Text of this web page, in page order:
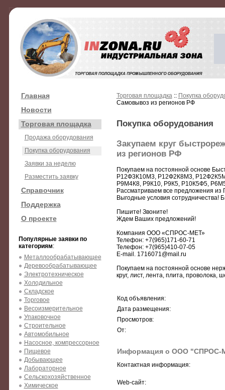
Главная
Новости
Торговая площадка
Продажа оборудования
Покупка оборудования
Заявки за неделю
Разместить заявку
Справочник
Поддержка
О проекте
Популярные заявки по
категориям:
Металлообрабатывающее
Деревообрабатывающее
Электротехническое
Холодильное
Складское
Торговое
Весоизмерительное
Упаковочное
Строительное
Автомобильное
Насосное, компрессорное
Пищевое
Добывающее
Лабораторное
Сельскохозяйственное
Химическое
Торговая площадка:: Покупка
Самовывоз из регионов РФ
Покупка оборудования
Закупаем круг
из регионов РФ
Покупаем на постоянной основе
Р12Ф3К10М3, Р12Ф2К8М3,
Р9М4К8, Р9К10, Р9К5, Р10К5Ф5,
Рассматриваем все предложения
Выгодные условия сотрудничества!
Пишите! Звоните!
Ждем Ваших предложений!
Компания ООО «СПРОС-МЕТ»
Телефон: +7(965)171-60-71
Телефон: +7(965)410-07-05
E-mail. 1716071@mail.ru
Покупаем на постоянной основе
круг, лист, лента, плита, проволока,
Код объявления:
Дата размещения:
Просмотров:
От:
Информация о ООО "СПРОС-
Контактная информация:
Web-сайт: